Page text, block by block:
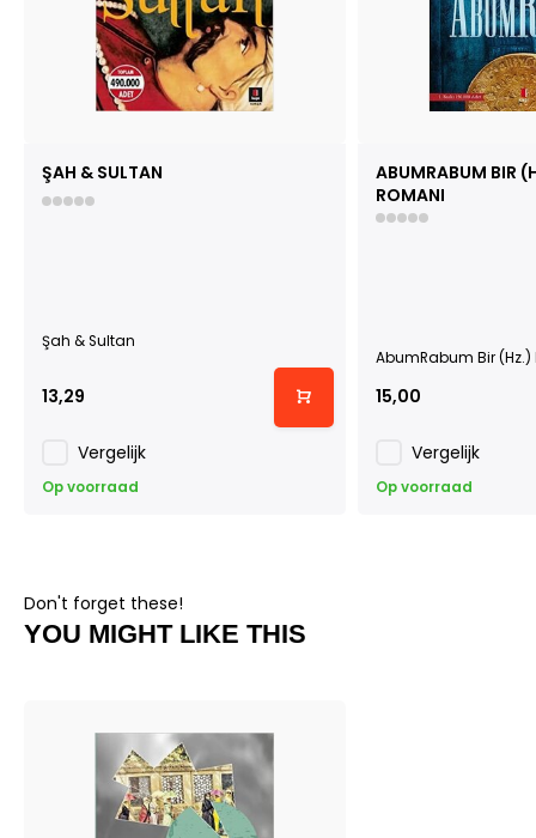
ŞAH & SULTAN
Şah & Sultan
13,29
Vergelijk
Op voorraad
ABUMRABUM BIR
ROMANI
AbumRabum Bir
15,00
Vergelijk
Op voorraad
Don't forget these!
YOU MIGHT LIKE THIS